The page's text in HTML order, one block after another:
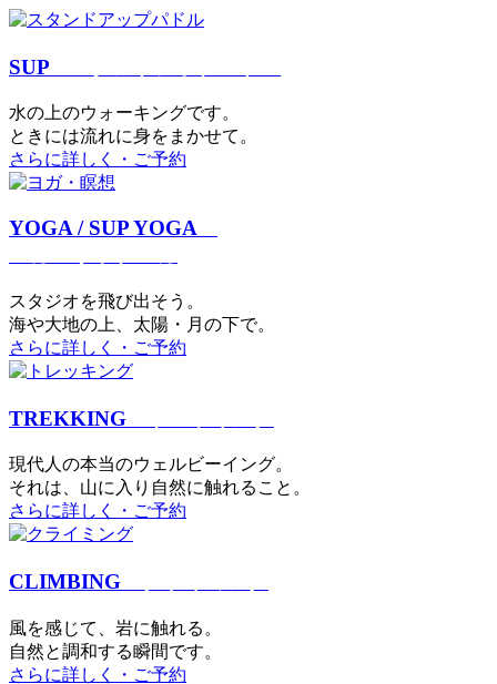
SUP
⽔の上のウォーキングです。
ときには流れに身をまかせて。
さらに詳しく・ご予約
YOGA / SUP YOGA
スタジオを⾶び出そう。
海や大地の上、太陽・⽉の下で。
さらに詳しく・ご予約
TREKKING
現代⼈の本当のウェルビーイング。
それは、⼭に⼊り⾃然に触れること。
さらに詳しく・ご予約
CLIMBING
⾵を感じて、岩に触れる。
⾃然と調和する瞬間です。
さらに詳しく・ご予約